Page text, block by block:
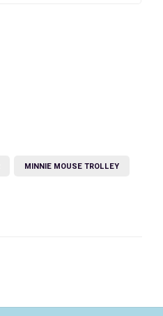
MINNIE MOUSE TROLLEY